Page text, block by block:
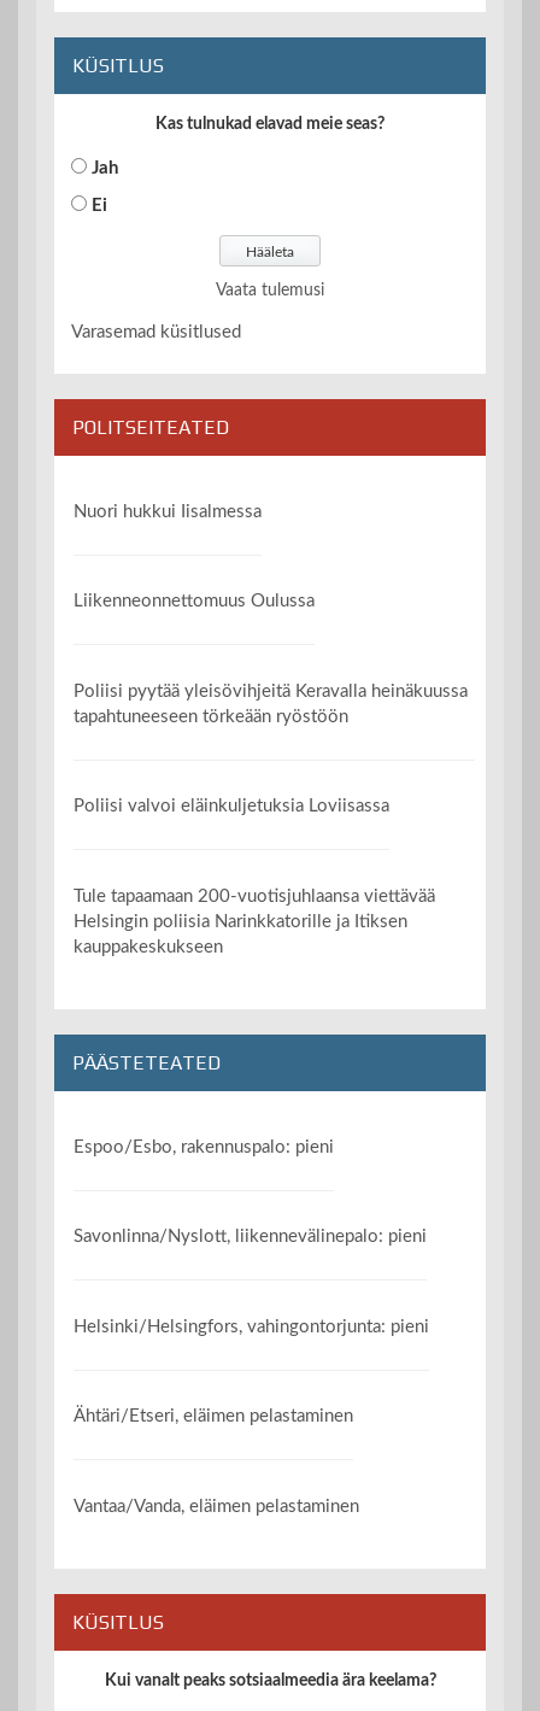
KÜSITLUS
Kas tulnukad elavad meie seas?
Jah
Ei
Vaata tulemusi
Varasemad küsitlused
POLITSEITEATED
Nuori hukkui Iisalmessa
Liikenneonnettomuus Oulussa
Poliisi pyytää yleisövihjeitä Keravalla heinäkuussa
tapahtuneeseen törkeään ryöstöön
Poliisi valvoi eläinkuljetuksia Loviisassa
Tule tapaamaan 200-vuotisjuhlaansa viettävää
Helsingin poliisia Narinkkatorille ja Itiksen
kauppakeskukseen
PÄÄSTETEATED
Espoo/Esbo, rakennuspalo: pieni
Savonlinna/Nyslott, liikennevälinepalo: pieni
Helsinki/Helsingfors, vahingontorjunta: pieni
Ähtäri/Etseri, eläimen pelastaminen
Vantaa/Vanda, eläimen pelastaminen
KÜSITLUS
Kui vanalt peaks sotsiaalmeedia ära keelama?